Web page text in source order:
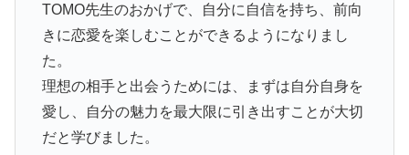
TOMO先生のおかげで、自分に自信を持ち、前向
きに恋愛を楽しむことができるようになりまし
た。
理想の相手と出会うためには、まずは自分自身を
愛し、自分の魅力を最大限に引き出すことが大切
だと学びました。